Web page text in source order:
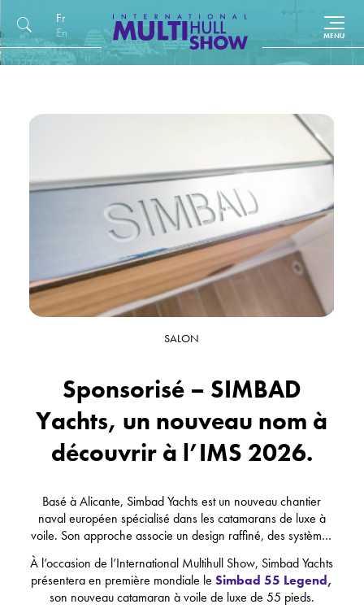
Français
English (UK)
Sponsorisé – SIMBAD
Yachts, un nouveau nom à
découvrir à l’IMS 2026.
SALON
Basé à Alicante, Simbad Yachts est un nouveau chantier
naval européen spécialisé dans les catamarans de luxe à
voile. Son approche associe un design raffiné, des systèmes
de pointe intégrés à bord et une philosophie Ready-to-Sail,
pensée pour rendre l’expérience de propriété plus fluide.
À l’occasion de l’International Multihull Show, Simbad Yachts
présentera en première mondiale leSimbad 55 Legend,
son nouveau catamaran à voile de luxe de 55 pieds.